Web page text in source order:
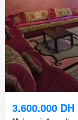
3.600.000 DH